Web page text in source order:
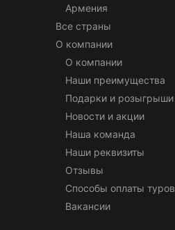
Армения
Все страны
О компании
О компании
Наши преимущества
Подарки и розыгрыши
Новости и акции
Наша команда
Наши реквизиты
Отзывы
Способы оплаты туров
Вакансии